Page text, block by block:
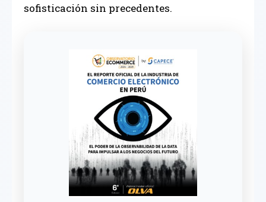
sofisticación sin precedentes.